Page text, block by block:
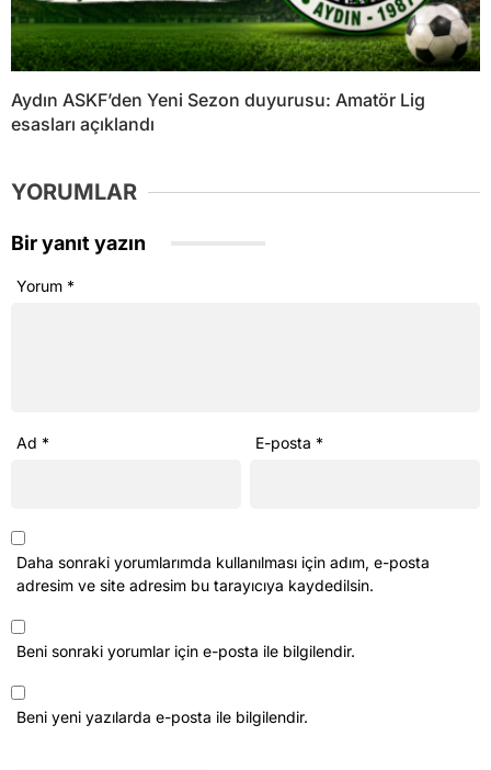
Aydın ASKF’den Yeni Sezon duyurusu: Amatör Lig
esasları açıklandı
YORUMLAR
Bir yanıt yazın
Yorum *
Ad * E-posta *
Daha sonraki yorumlarımda kullanılması için adım, e-posta
adresim ve site adresim bu tarayıcıya kaydedilsin.
Beni sonraki yorumlar için e-posta ile bilgilendir.
Beni yeni yazılarda e-posta ile bilgilendir.